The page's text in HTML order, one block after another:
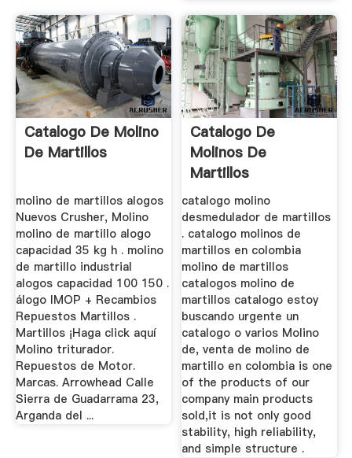
Catalogo De Molino
De Martillos
molino de martillos alogos
Nuevos Crusher, Molino
molino de martillo alogo
capacidad 35 kg h . molino
de martillo industrial
alogos capacidad 100 150 .
álogo IMOP + Recambios
Repuestos Martillos .
Martillos ¡Haga click aquí
Molino triturador.
Repuestos de Motor.
Marcas. Arrowhead Calle
Sierra de Guadarrama 23,
Arganda del ...
Catalogo De
Molinos De
Martillos
catalogo molino
desmedulador de martillos
. catalogo molinos de
martillos en colombia
molino de martillos
catalogos molino de
martillos catalogo estoy
buscando urgente un
catalogo o varios Molino
de, venta de molino de
martillo en colombia is one
of the products of our
company main products
sold,it is not only good
stability, high reliability,
and simple structure .